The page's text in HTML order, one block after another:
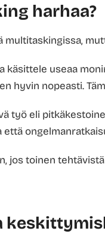
harhaa?
multitaskingissa,
käsittele useaa
hyvin nopeasti.
työ eli
jos toinen